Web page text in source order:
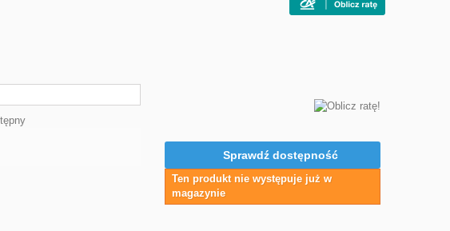
Sprawdź dostępność
Ten produkt nie występuje już w
magazynie